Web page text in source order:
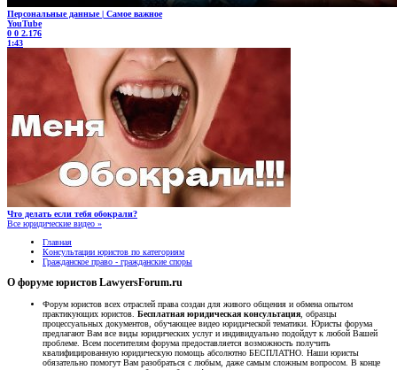
Персональные данные | Самое важное
YouTube
0 0 2.176
1:43
Что делать если тебя обокрали?
Все юридические видео »
Главная
Консультации юристов по категориям
Гражданское право - гражданские споры
О форуме юристов LawyersForum.ru
Форум юристов всех отраслей права создан для живого общения и обмена опытом
практикующих юристов. Бесплатная юридическая консультация , образцы
процессуальных документов, обучающее видео юридической тематики. Юристы форума
предлагают Вам все виды юридических услуг и индивидуально подойдут к любой Вашей
проблеме. Всем посетителям форума предоставляется возможность получить
квалифицированную юридическую помощь абсолютно БЕСПЛАТНО. Наши юристы
обязательно помогут Вам разобраться с любым, даже самым сложным вопросом. В конце